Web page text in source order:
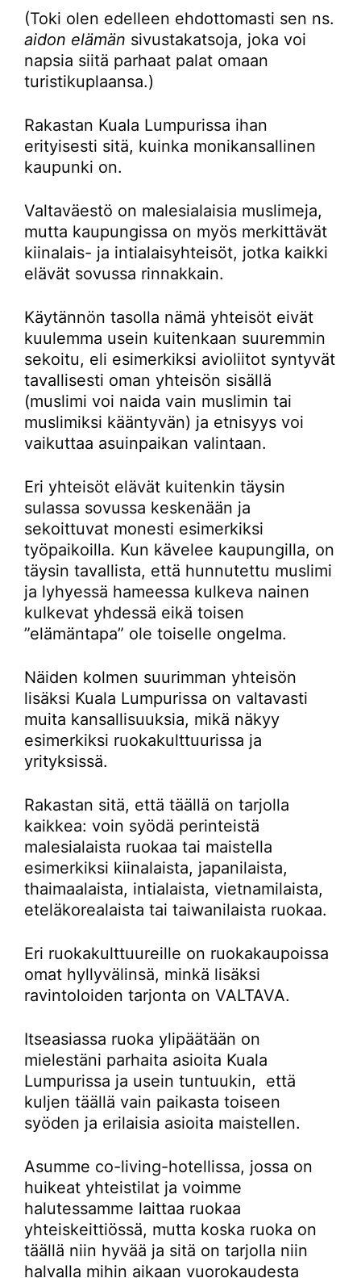
(Toki olen edelleen ehdottomasti sen ns.
aidon elämän sivustakatsoja, joka voi
napsia siitä parhaat palat omaan
turistikuplaansa.)
Rakastan Kuala Lumpurissa ihan
erityisesti sitä, kuinka monikansallinen
kaupunki on.
Valtaväestö on malesialaisia muslimeja,
mutta kaupungissa on myös merkittävät
kiinalais- ja intialaisyhteisöt, jotka kaikki
elävät sovussa rinnakkain.
Käytännön tasolla nämä yhteisöt eivät
kuulemma usein kuitenkaan suuremmin
sekoitu, eli esimerkiksi avioliitot syntyvät
tavallisesti oman yhteisön sisällä
(muslimi voi naida vain muslimin tai
muslimiksi kääntyvän) ja etnisyys voi
vaikuttaa asuinpaikan valintaan.
Eri yhteisöt elävät kuitenkin täysin
sulassa sovussa keskenään ja
sekoittuvat monesti esimerkiksi
työpaikoilla. Kun kävelee kaupungilla, on
täysin tavallista, että hunnutettu muslimi
ja lyhyessä hameessa kulkeva nainen
kulkevat yhdessä eikä toisen
”elämäntapa” ole toiselle ongelma.
Näiden kolmen suurimman yhteisön
lisäksi Kuala Lumpurissa on valtavasti
muita kansallisuuksia, mikä näkyy
esimerkiksi ruokakulttuurissa ja
yrityksissä.
Rakastan sitä, että täällä on tarjolla
kaikkea: voin syödä perinteistä
malesialaista ruokaa tai maistella
esimerkiksi kiinalaista, japanilaista,
thaimaalaista, intialaista, vietnamilaista,
eteläkorealaista tai taiwanilaista ruokaa.
Eri ruokakulttuureille on ruokakaupoissa
omat hyllyvälinsä, minkä lisäksi
ravintoloiden tarjonta on VALTAVA.
Itseasiassa ruoka ylipäätään on
mielestäni parhaita asioita Kuala
Lumpurissa ja usein tuntuukin, että
kuljen täällä vain paikasta toiseen
syöden ja erilaisia asioita maistellen.
Asumme co-living-hotellissa, jossa on
huikeat yhteistilat ja voimme
halutessamme laittaa ruokaa
yhteiskeittiössä, mutta koska ruoka on
täällä niin hyvää ja sitä on tarjolla niin
halvalla mihin aikaan vuorokaudesta